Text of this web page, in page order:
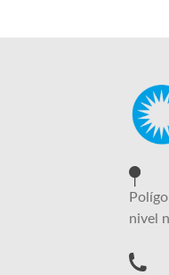
nivel